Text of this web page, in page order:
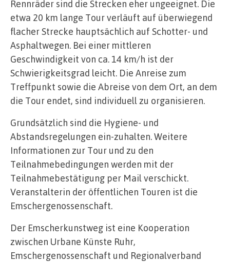
Rennräder sind die Strecken eher ungeeignet. Die
etwa 20 km lange Tour verläuft auf überwiegend
flacher Strecke hauptsächlich auf Schotter- und
Asphaltwegen. Bei einer mittleren
Geschwindigkeit von ca. 14 km/h ist der
Schwierigkeitsgrad leicht. Die Anreise zum
Treffpunkt sowie die Abreise von dem Ort, an dem
die Tour endet, sind individuell zu organisieren.
Grundsätzlich sind die Hygiene- und
Abstandsregelungen ein-zuhalten. Weitere
Informationen zur Tour und zu den
Teilnahmebedingungen werden mit der
Teilnahmebestätigung per Mail verschickt.
Veranstalterin der öffentlichen Touren ist die
Emschergenossenschaft.
Der Emscherkunstweg ist eine Kooperation
zwischen Urbane Künste Ruhr,
Emschergenossenschaft und Regionalverband